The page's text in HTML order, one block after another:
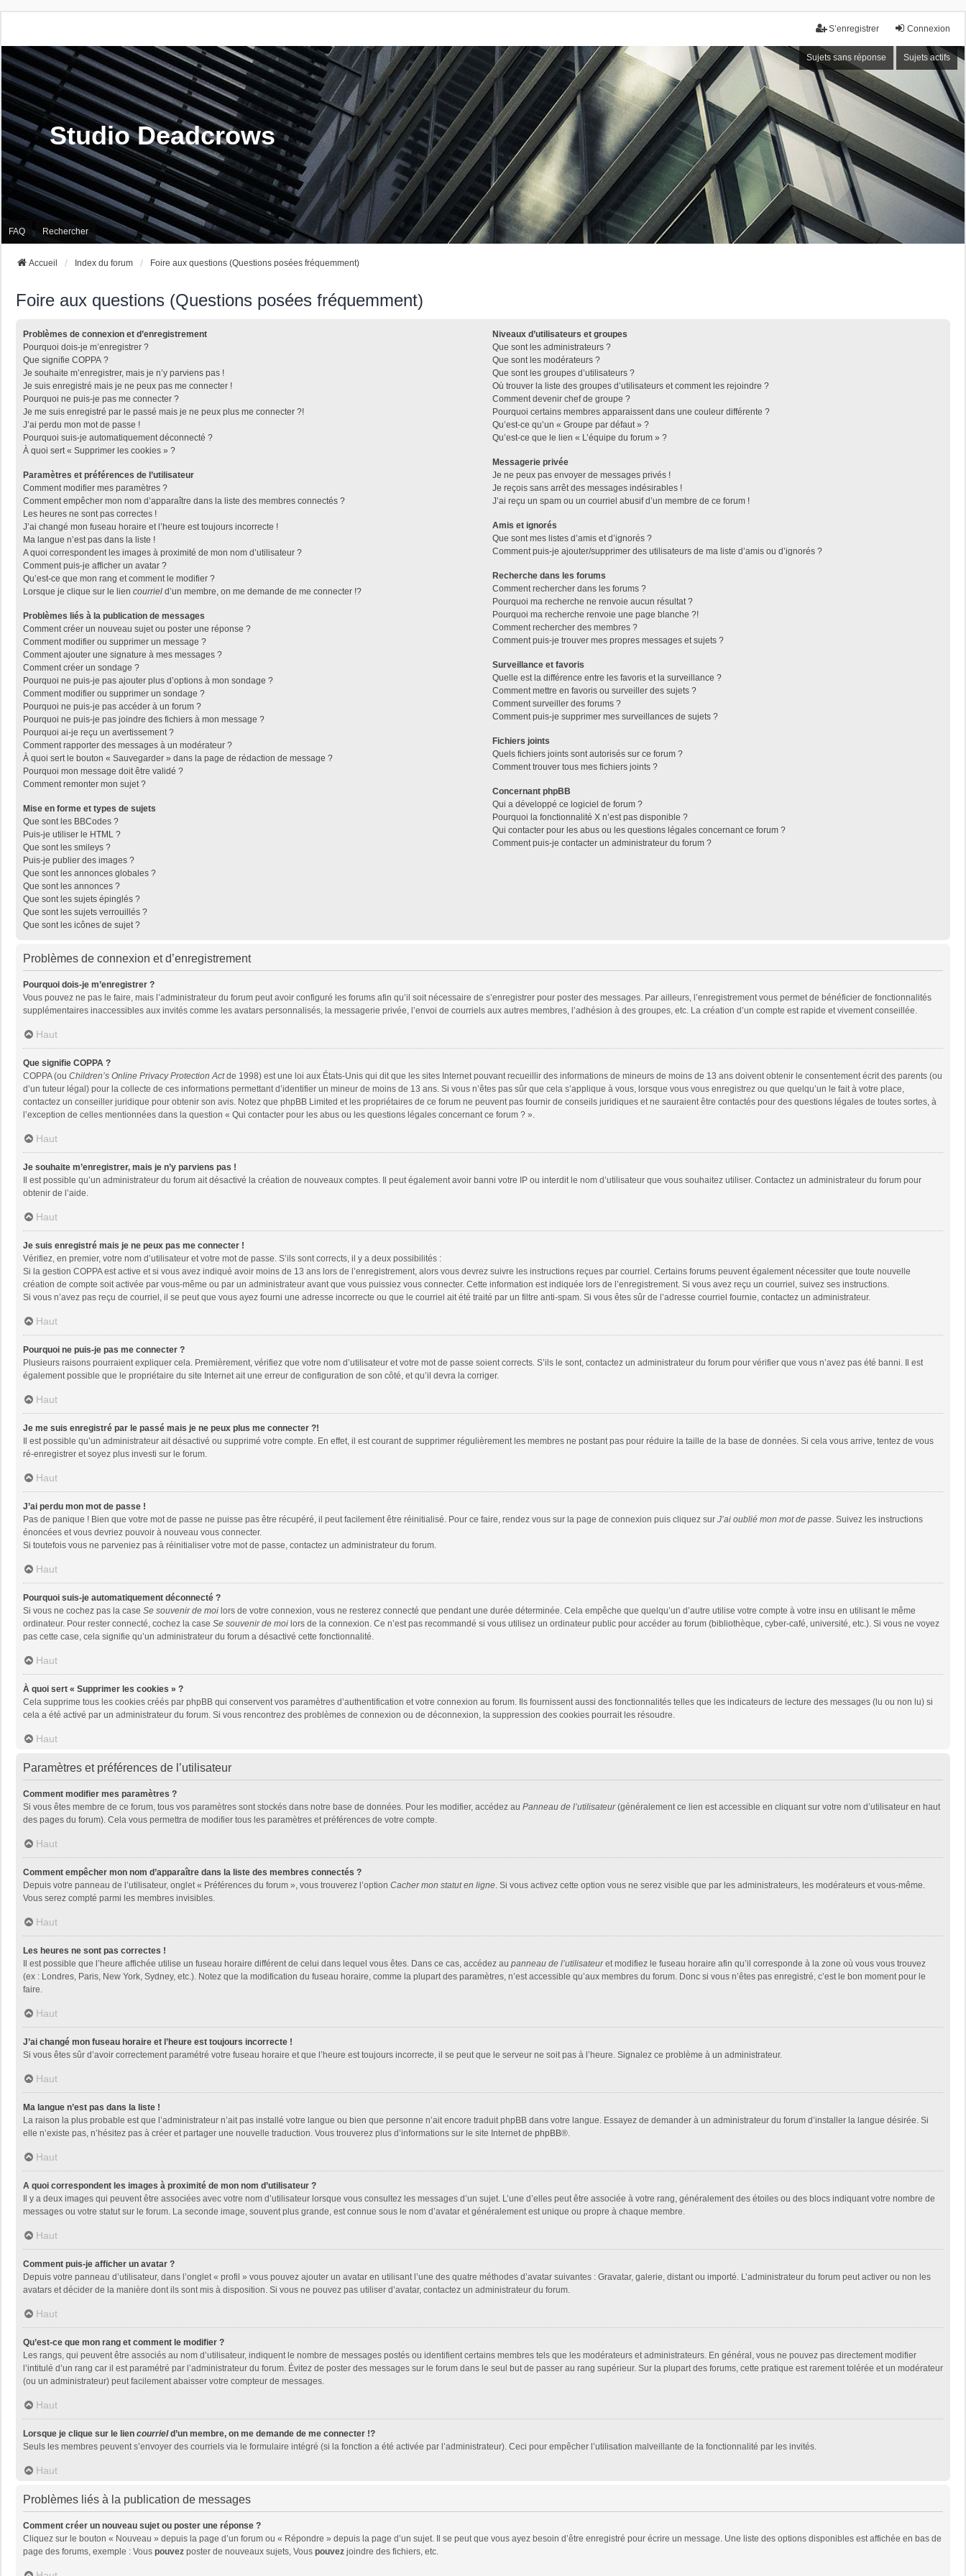
Connexion
S’enregistrer
Sujets sans réponse Sujets actifs
Studio Deadcrows
FAQ Rechercher
Accueil Index du forum Foire aux questions (Questions posées fréquemment)
Foire aux questions (Questions posées fréquemment)
Problèmes de connexion et d’enregistrement
Pourquoi dois-je m’enregistrer ?
Que signifie COPPA ?
Je souhaite m’enregistrer, mais je n’y parviens pas !
Je suis enregistré mais je ne peux pas me connecter !
Pourquoi ne puis-je pas me connecter ?
Je me suis enregistré par le passé mais je ne peux plus me connecter ?!
J’ai perdu mon mot de passe !
Pourquoi suis-je automatiquement déconnecté ?
À quoi sert « Supprimer les cookies » ?
Paramètres et préférences de l’utilisateur
Comment modifier mes paramètres ?
Comment empêcher mon nom d’apparaître dans la liste des membres connectés ?
Les heures ne sont pas correctes !
J’ai changé mon fuseau horaire et l’heure est toujours incorrecte !
Ma langue n’est pas dans la liste !
A quoi correspondent les images à proximité de mon nom d’utilisateur ?
Comment puis-je afficher un avatar ?
Qu’est-ce que mon rang et comment le modifier ?
Lorsque je clique sur le lien courriel d’un membre, on me demande de me connecter !?
Problèmes liés à la publication de messages
Comment créer un nouveau sujet ou poster une réponse ?
Comment modifier ou supprimer un message ?
Comment ajouter une signature à mes messages ?
Comment créer un sondage ?
Pourquoi ne puis-je pas ajouter plus d’options à mon sondage ?
Comment modifier ou supprimer un sondage ?
Pourquoi ne puis-je pas accéder à un forum ?
Pourquoi ne puis-je pas joindre des fichiers à mon message ?
Pourquoi ai-je reçu un avertissement ?
Comment rapporter des messages à un modérateur ?
À quoi sert le bouton « Sauvegarder » dans la page de rédaction de message ?
Pourquoi mon message doit être validé ?
Comment remonter mon sujet ?
Mise en forme et types de sujets
Que sont les BBCodes ?
Puis-je utiliser le HTML ?
Que sont les smileys ?
Puis-je publier des images ?
Que sont les annonces globales ?
Que sont les annonces ?
Que sont les sujets épinglés ?
Que sont les sujets verrouillés ?
Que sont les icônes de sujet ?
Niveaux d’utilisateurs et groupes
Que sont les administrateurs ?
Que sont les modérateurs ?
Que sont les groupes d’utilisateurs ?
Où trouver la liste des groupes d’utilisateurs et comment les rejoindre ?
Comment devenir chef de groupe ?
Pourquoi certains membres apparaissent dans une couleur différente ?
Qu’est-ce qu’un « Groupe par défaut » ?
Qu’est-ce que le lien « L’équipe du forum » ?
Messagerie privée
Je ne peux pas envoyer de messages privés !
Je reçois sans arrêt des messages indésirables !
J’ai reçu un spam ou un courriel abusif d’un membre de ce forum !
Amis et ignorés
Que sont mes listes d’amis et d’ignorés ?
Comment puis-je ajouter/supprimer des utilisateurs de ma liste d’amis ou d’ignorés ?
Recherche dans les forums
Comment rechercher dans les forums ?
Pourquoi ma recherche ne renvoie aucun résultat ?
Pourquoi ma recherche renvoie une page blanche ?!
Comment rechercher des membres ?
Comment puis-je trouver mes propres messages et sujets ?
Surveillance et favoris
Quelle est la différence entre les favoris et la surveillance ?
Comment mettre en favoris ou surveiller des sujets ?
Comment surveiller des forums ?
Comment puis-je supprimer mes surveillances de sujets ?
Fichiers joints
Quels fichiers joints sont autorisés sur ce forum ?
Comment trouver tous mes fichiers joints ?
Concernant phpBB
Qui a développé ce logiciel de forum ?
Pourquoi la fonctionnalité X n’est pas disponible ?
Qui contacter pour les abus ou les questions légales concernant ce forum ?
Comment puis-je contacter un administrateur du forum ?
Problèmes de connexion et d’enregistrement
Pourquoi dois-je m’enregistrer ?
Vous pouvez ne pas le faire, mais l’administrateur du forum peut avoir configuré les forums afin qu’il soit nécessaire de s’enregistrer pour poster des messages. Par ailleurs, l’enregistrement vous permet de bénéficier de fonctionnalités
supplémentaires inaccessibles aux invités comme les avatars personnalisés, la messagerie privée, l’envoi de courriels aux autres membres, l’adhésion à des groupes, etc. La création d’un compte est rapide et vivement conseillée.
Haut
Que signifie COPPA ?
COPPA (ou Children’s Online Privacy Protection Actde 1998) est une loi aux États-Unis qui dit que les sites Internet pouvant recueillir des informations de mineurs de moins de 13 ans doivent obtenir le consentement écrit des parents (ou
d’un tuteur légal) pour la collecte de ces informations permettant d’identifier un mineur de moins de 13 ans. Si vous n’êtes pas sûr que cela s’applique à vous, lorsque vous vous enregistrez ou que quelqu’un le fait à votre place,
contactez un conseiller juridique pour obtenir son avis. Notez que phpBB Limited et les propriétaires de ce forum ne peuvent pas fournir de conseils juridiques et ne sauraient être contactés pour des questions légales de toutes sortes, à
l’exception de celles mentionnées dans la question « Qui contacter pour les abus ou les questions légales concernant ce forum ? ».
Haut
Je souhaite m’enregistrer, mais je n’y parviens pas !
Il est possible qu’un administrateur du forum ait désactivé la création de nouveaux comptes. Il peut également avoir banni votre IP ou interdit le nom d’utilisateur que vous souhaitez utiliser. Contactez un administrateur du forum pour
obtenir de l’aide.
Haut
Je suis enregistré mais je ne peux pas me connecter !
Vérifiez, en premier, votre nom d’utilisateur et votre mot de passe. S’ils sont corrects, il y a deux possibilités :
Si la gestion COPPA est active et si vous avez indiqué avoir moins de 13 ans lors de l’enregistrement, alors vous devrez suivre les instructions reçues par courriel. Certains forums peuvent également nécessiter que toute nouvelle
création de compte soit activée par vous-même ou par un administrateur avant que vous puissiez vous connecter. Cette information est indiquée lors de l’enregistrement. Si vous avez reçu un courriel, suivez ses instructions.
Si vous n’avez pas reçu de courriel, il se peut que vous ayez fourni une adresse incorrecte ou que le courriel ait été traité par un filtre anti-spam. Si vous êtes sûr de l’adresse courriel fournie, contactez un administrateur.
Haut
Pourquoi ne puis-je pas me connecter ?
Plusieurs raisons pourraient expliquer cela. Premièrement, vérifiez que votre nom d’utilisateur et votre mot de passe soient corrects. S’ils le sont, contactez un administrateur du forum pour vérifier que vous n’avez pas été banni. Il est
également possible que le propriétaire du site Internet ait une erreur de configuration de son côté, et qu’il devra la corriger.
Haut
Je me suis enregistré par le passé mais je ne peux plus me connecter ?!
Il est possible qu’un administrateur ait désactivé ou supprimé votre compte. En effet, il est courant de supprimer régulièrement les membres ne postant pas pour réduire la taille de la base de données. Si cela vous arrive, tentez de vous
ré-enregistrer et soyez plus investi sur le forum.
Haut
J’ai perdu mon mot de passe !
Pas de panique ! Bien que votre mot de passe ne puisse pas être récupéré, il peut facilement être réinitialisé. Pour ce faire, rendez vous sur la page de connexion puis cliquez sur J’ai oublié mon mot de passe. Suivez les instructions
énoncées et vous devriez pouvoir à nouveau vous connecter.
Si toutefois vous ne parveniez pas à réinitialiser votre mot de passe, contactez un administrateur du forum.
Haut
Pourquoi suis-je automatiquement déconnecté ?
Si vous ne cochez pas la case Se souvenir de moi lors de votre connexion, vous ne resterez connecté que pendant une durée déterminée. Cela empêche que quelqu’un d’autre utilise votre compte à votre insu en utilisant le même
ordinateur. Pour rester connecté, cochez la case Se souvenir de moi lors de la connexion. Ce n’est pas recommandé si vous utilisez un ordinateur public pour accéder au forum (bibliothèque, cyber-café, université, etc.). Si vous ne voyez
pas cette case, cela signifie qu’un administrateur du forum a désactivé cette fonctionnalité.
Haut
À quoi sert « Supprimer les cookies » ?
Cela supprime tous les cookies créés par phpBB qui conservent vos paramètres d’authentification et votre connexion au forum. Ils fournissent aussi des fonctionnalités telles que les indicateurs de lecture des messages (lu ou non lu) si
cela a été activé par un administrateur du forum. Si vous rencontrez des problèmes de connexion ou de déconnexion, la suppression des cookies pourrait les résoudre.
Haut
Paramètres et préférences de l’utilisateur
Comment modifier mes paramètres ?
Si vous êtes membre de ce forum, tous vos paramètres sont stockés dans notre base de données. Pour les modifier, accédez au Panneau de l’utilisateur(généralement ce lien est accessible en cliquant sur votre nom d’utilisateur en haut
des pages du forum). Cela vous permettra de modifier tous les paramètres et préférences de votre compte.
Haut
Comment empêcher mon nom d’apparaître dans la liste des membres connectés ?
Depuis votre panneau de l’utilisateur, onglet « Préférences du forum », vous trouverez l’option Cacher mon statut en ligne. Si vous activez cette option vous ne serez visible que par les administrateurs, les modérateurs et vous-même.
Vous serez compté parmi les membres invisibles.
Haut
Les heures ne sont pas correctes !
Il est possible que l’heure affichée utilise un fuseau horaire différent de celui dans lequel vous êtes. Dans ce cas, accédez au panneau de l’utilisateuret modifiez le fuseau horaire afin qu’il corresponde à la zone où vous vous trouvez
(ex : Londres, Paris, New York, Sydney, etc.). Notez que la modification du fuseau horaire, comme la plupart des paramètres, n’est accessible qu’aux membres du forum. Donc si vous n’êtes pas enregistré, c’est le bon moment pour le
faire.
Haut
J’ai changé mon fuseau horaire et l’heure est toujours incorrecte !
Si vous êtes sûr d’avoir correctement paramétré votre fuseau horaire et que l’heure est toujours incorrecte, il se peut que le serveur ne soit pas à l’heure. Signalez ce problème à un administrateur.
Haut
Ma langue n’est pas dans la liste !
La raison la plus probable est que l’administrateur n’ait pas installé votre langue ou bien que personne n’ait encore traduit phpBB dans votre langue. Essayez de demander à un administrateur du forum d’installer la langue désirée. Si
elle n’existe pas, n’hésitez pas à créer et partager une nouvelle traduction. Vous trouverez plus d’informations sur le site Internet de phpBB®.
Haut
A quoi correspondent les images à proximité de mon nom d’utilisateur ?
Il y a deux images qui peuvent être associées avec votre nom d’utilisateur lorsque vous consultez les messages d’un sujet. L’une d’elles peut être associée à votre rang, généralement des étoiles ou des blocs indiquant votre nombre de
messages ou votre statut sur le forum. La seconde image, souvent plus grande, est connue sous le nom d’avatar et généralement est unique ou propre à chaque membre.
Haut
Comment puis-je afficher un avatar ?
Depuis votre panneau d’utilisateur, dans l’onglet « profil » vous pouvez ajouter un avatar en utilisant l’une des quatre méthodes d’avatar suivantes : Gravatar, galerie, distant ou importé. L’administrateur du forum peut activer ou non les
avatars et décider de la manière dont ils sont mis à disposition. Si vous ne pouvez pas utiliser d’avatar, contactez un administrateur du forum.
Haut
Qu’est-ce que mon rang et comment le modifier ?
Les rangs, qui peuvent être associés au nom d’utilisateur, indiquent le nombre de messages postés ou identifient certains membres tels que les modérateurs et administrateurs. En général, vous ne pouvez pas directement modifier
l’intitulé d’un rang car il est paramétré par l’administrateur du forum. Évitez de poster des messages sur le forum dans le seul but de passer au rang supérieur. Sur la plupart des forums, cette pratique est rarement tolérée et un modérateur
(ou un administrateur) peut facilement abaisser votre compteur de messages.
Haut
Lorsque je clique sur le lien courrield’un membre, on me demande de me connecter !?
Seuls les membres peuvent s’envoyer des courriels via le formulaire intégré (si la fonction a été activée par l’administrateur). Ceci pour empêcher l’utilisation malveillante de la fonctionnalité par les invités.
Haut
Problèmes liés à la publication de messages
Comment créer un nouveau sujet ou poster une réponse ?
Cliquez sur le bouton « Nouveau » depuis la page d’un forum ou « Répondre » depuis la page d’un sujet. Il se peut que vous ayez besoin d’être enregistré pour écrire un message. Une liste des options disponibles est affichée en bas de
page des forums, exemple : Vous pouvez poster de nouveaux sujets, Vous pouvez joindre des fichiers, etc.